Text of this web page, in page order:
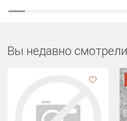
Вы недавно смотрели